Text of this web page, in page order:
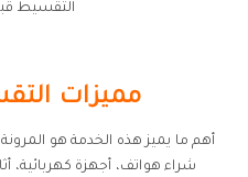
التقسيط
مميزات
أهم ما يميز هذه الخدمة هو
شراء هواتف، أجهزة كهربائية،